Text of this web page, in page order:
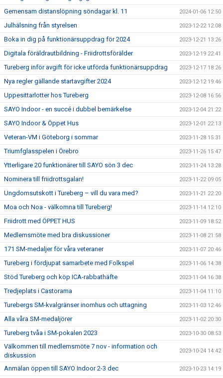
Gemensam distanslöpning söndagar kl. 11 2024-01-06 12:50
Julhälsning från styrelsen 2023-12-22 12:08
Boka in dig på funktionärsuppdrag för 2024 2023-12-21 13:26
Digitala föräldrautbildning - Friidrottsförälder 2023-12-19 22:41
Tureberg inför avgift för icke utförda funktionärsuppdrag 2023-12-17 18:26
Nya regler gällande startavgifter 2024 2023-12-12 19:46
Uppesittarlotter hos Tureberg 2023-12-08 16:56
SAYO Indoor - en succé i dubbel bemärkelse 2023-12-04 21:22
SAYO Indoor & Öppet Hus 2023-12-01 22:13
Veteran-VM i Göteborg i sommar 2023-11-28 15:31
Triumfglasspelen i Örebro 2023-11-26 15:47
Ytterligare 20 funktionärer till SAYO sön 3 dec 2023-11-24 13:28
Nominera till friidrottsgalan! 2023-11-22 09:05
Ungdomsutskott i Tureberg – vill du vara med? 2023-11-21 22:20
Moa och Noa - välkomna till Tureberg! 2023-11-14 12:10
Friidrott med ÖPPET HUS 2023-11-09 18:52
Medlemsmöte med bra diskussioner 2023-11-08 21:58
171 SM-medaljer för våra veteraner 2023-11-07 20:46
Tureberg i fördjupat samarbete med Folkspel 2023-11-06 14:38
Stöd Tureberg och köp ICA-rabbathäfte 2023-11-04 16:38
Tredjeplats i Castorama 2023-11-04 11:10
Turebergs SM-kvalgränser inomhus och uttagning 2023-11-03 12:46
Alla våra SM-medaljörer 2023-11-02 20:30
Tureberg tvåa i SM-pokalen 2023 2023-10-30 08:53
Välkommen till medlemsmöte 7 nov - information och
diskussion
2023-10-24 14:42
Anmälan öppen till SAYO Indoor 2-3 dec 2023-10-23 14:19